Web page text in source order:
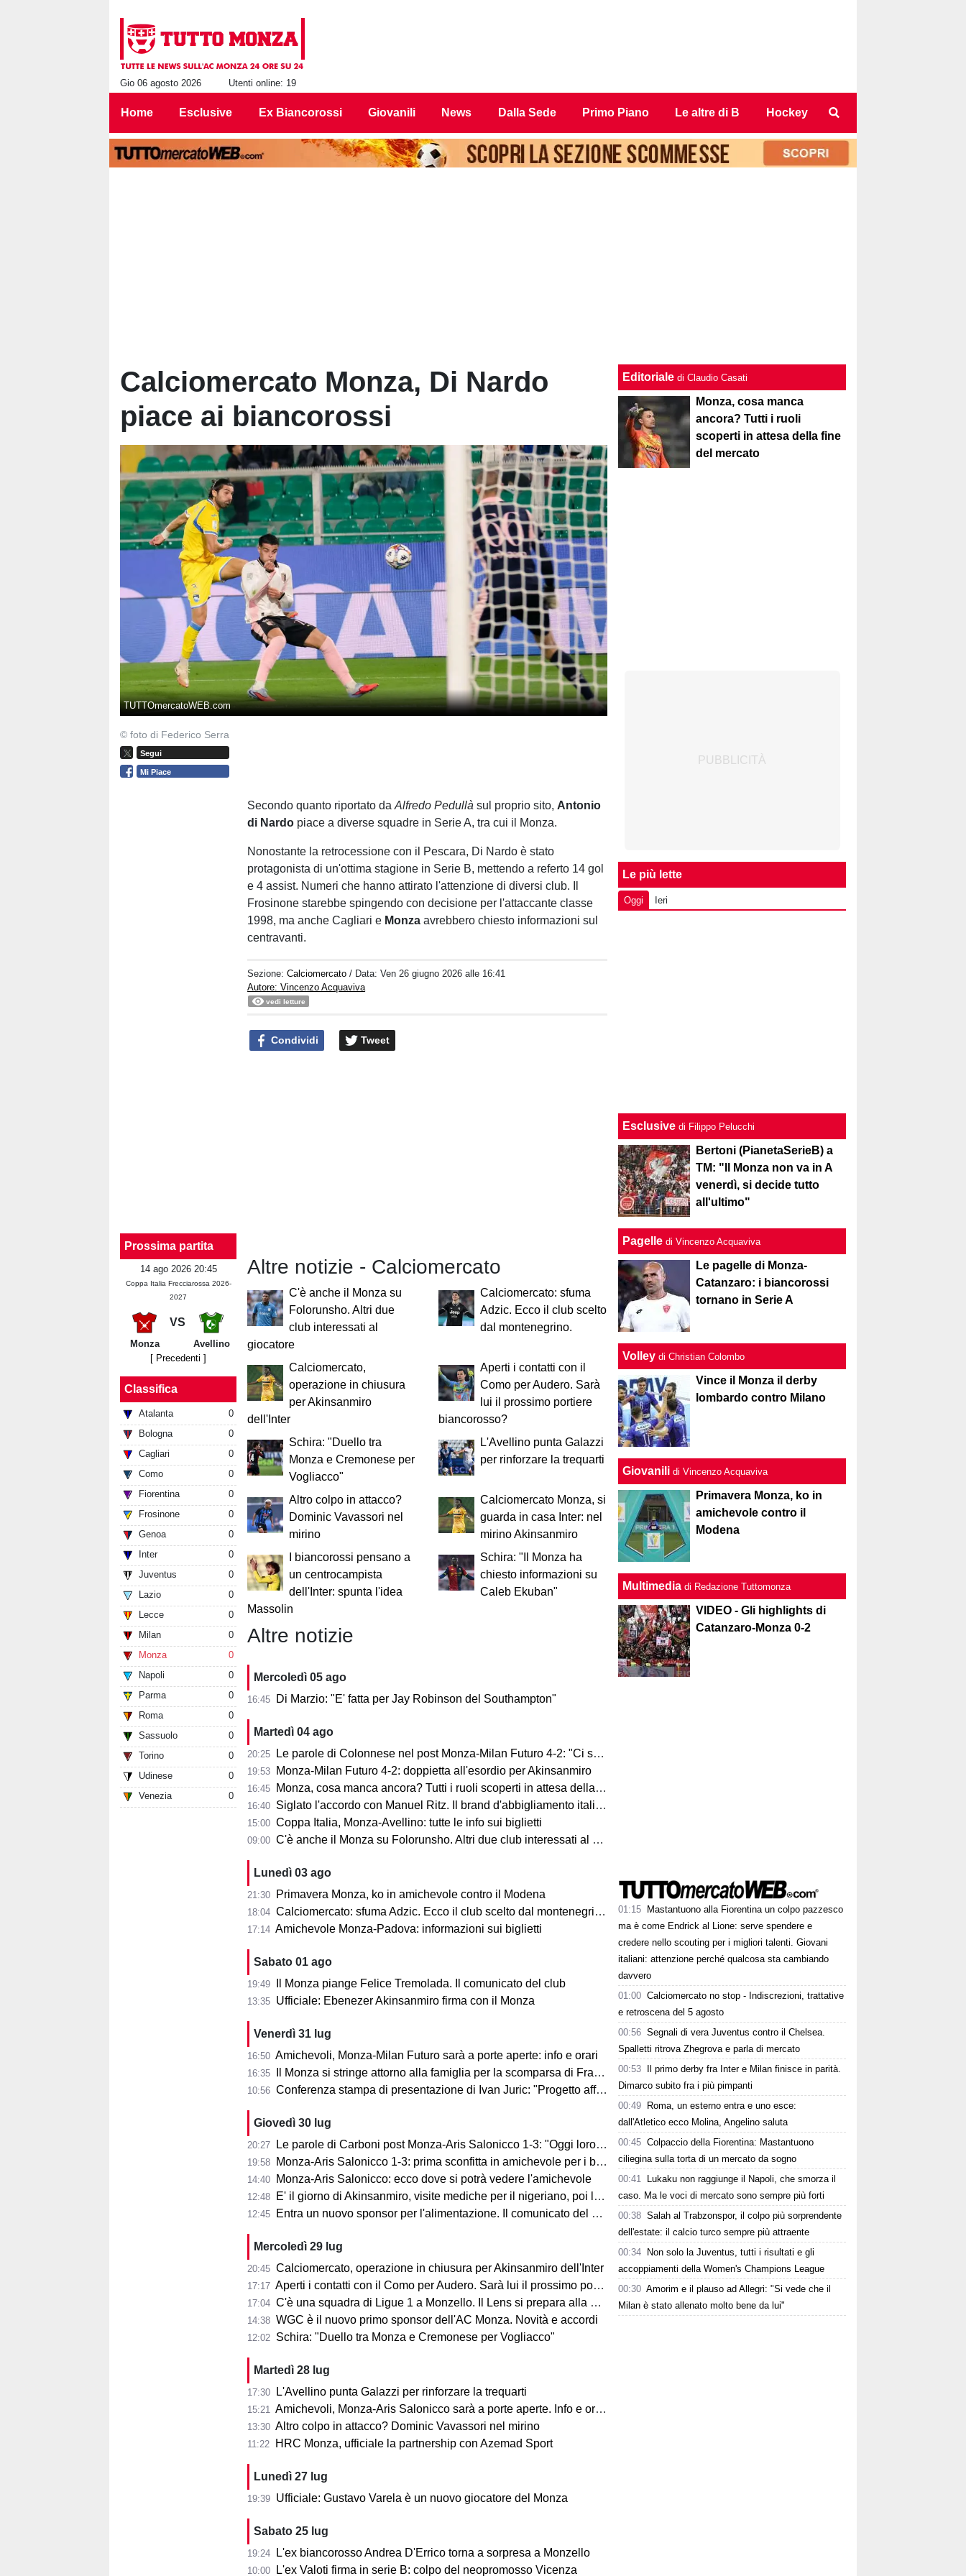
Gio 06 agosto 2026 Utenti online: 19
Home Esclusive Ex Biancorossi Giovanili News Dalla Sede Primo Piano Le altre di B Hockey
Calciomercato Monza, Di Nardo
piace ai biancorossi
TUTTOmercatoWEB.com
© foto di Federico Serra
Segui
Mi Piace
Prossima partita
14 ago 2026 20:45
Coppa Italia Frecciarossa 2026-
2027
VS
Monza
Avellino
[ Precedenti ]
Classifica
Atalanta
0
Bologna
0
Cagliari
0
Como
0
Fiorentina
0
Frosinone
0
Genoa
0
Inter
0
Juventus
0
Lazio
0
Lecce
0
Milan
0
Monza
0
Napoli
0
Parma
0
Roma
0
Sassuolo
0
Torino
0
Udinese
0
Venezia
0
Secondo quanto riportato daAlfredo Pedullàsul proprio sito, Antonio
di Nardo piace a diverse squadre in Serie A, tra cui il Monza.
Nonostante la retrocessione con il Pescara, Di Nardo è stato
protagonista di un'ottima stagione in Serie B, mettendo a referto 14 gol
e 4 assist. Numeri che hanno attirato l'attenzione di diversi club. Il
Frosinone starebbe spingendo con decisione per l'attaccante classe
1998, ma anche Cagliari e Monzaavrebbero chiesto informazioni sul
centravanti.
Sezione:Calciomercato / Data:Ven 26 giugno 2026 alle 16:41
Autore: Vincenzo Acquaviva
vedi letture
Condividi Tweet
Altre notizie - Calciomercato
C'è anche il Monza su
Folorunsho. Altri due
club interessati al
giocatore
Calciomercato: sfuma
Adzic. Ecco il club scelto
dal montenegrino.
Calciomercato,
operazione in chiusura
per Akinsanmiro
dell'Inter
Aperti i contatti con il
Como per Audero. Sarà
lui il prossimo portiere
biancorosso?
Schira: "Duello tra
Monza e Cremonese per
Vogliacco"
L'Avellino punta Galazzi
per rinforzare la trequarti
Altro colpo in attacco?
Dominic Vavassori nel
mirino
Calciomercato Monza, si
guarda in casa Inter: nel
mirino Akinsanmiro
I biancorossi pensano a
un centrocampista
dell'Inter: spunta l'idea
Massolin
Schira: "Il Monza ha
chiesto informazioni su
Caleb Ekuban"
Altre notizie
Mercoledì 05 ago
16:45 Di Marzio: "E' fatta per Jay Robinson del Southampton"
Martedì 04 ago
20:25 Le parole di Colonnese nel post Monza-Milan Futuro 4-2: "Ci sentiamo importanti"
19:53 Monza-Milan Futuro 4-2: doppietta all'esordio per Akinsanmiro
16:45 Monza, cosa manca ancora? Tutti i ruoli scoperti in attesa della fine del mercato
16:40 Siglato l'accordo con Manuel Ritz. Il brand d'abbigliamento italiano vestirà il Monza
15:00 Coppa Italia, Monza-Avellino: tutte le info sui biglietti
09:00 C'è anche il Monza su Folorunsho. Altri due club interessati al giocatore
Lunedì 03 ago
21:30 Primavera Monza, ko in amichevole contro il Modena
18:04 Calciomercato: sfuma Adzic. Ecco il club scelto dal montenegrino.
17:14 Amichevole Monza-Padova: informazioni sui biglietti
Sabato 01 ago
19:49 Il Monza piange Felice Tremolada. Il comunicato del club
13:35 Ufficiale: Ebenezer Akinsanmiro firma con il Monza
Venerdì 31 lug
16:50 Amichevoli, Monza-Milan Futuro sarà a porte aperte: info e orari
16:35 Il Monza si stringe attorno alla famiglia per la scomparsa di Franco Baresi
10:56 Conferenza stampa di presentazione di Ivan Juric: "Progetto affascinante"
Giovedì 30 lug
20:27 Le parole di Carboni post Monza-Aris Salonicco 1-3: "Oggi loro più bravi di noi"
19:58 Monza-Aris Salonicco 1-3: prima sconfitta in amichevole per i brianzoli
14:40 Monza-Aris Salonicco: ecco dove si potrà vedere l'amichevole
12:48 E' il giorno di Akinsanmiro, visite mediche per il nigeriano, poi la firma
12:45 Entra un nuovo sponsor per l'alimentazione. Il comunicato del club biancorosso
Mercoledì 29 lug
20:45 Calciomercato, operazione in chiusura per Akinsanmiro dell'Inter
17:17 Aperti i contatti con il Como per Audero. Sarà lui il prossimo portiere biancorosso?
17:04 C'è una squadra di Ligue 1 a Monzello. Il Lens si prepara alla Como Cup in Brianza
14:38 WGC è il nuovo primo sponsor dell'AC Monza. Novità e accordi
12:02 Schira: "Duello tra Monza e Cremonese per Vogliacco"
Martedì 28 lug
17:30 L'Avellino punta Galazzi per rinforzare la trequarti
15:21 Amichevoli, Monza-Aris Salonicco sarà a porte aperte. Info e orari
13:30 Altro colpo in attacco? Dominic Vavassori nel mirino
11:22 HRC Monza, ufficiale la partnership con Azemad Sport
Lunedì 27 lug
19:39 Ufficiale: Gustavo Varela è un nuovo giocatore del Monza
Sabato 25 lug
19:24 L'ex biancorosso Andrea D'Errico torna a sorpresa a Monzello
10:00 L'ex Valoti firma in serie B: colpo del neopromosso Vicenza
Editoriale di Claudio Casati
Monza, cosa manca
ancora? Tutti i ruoli
scoperti in attesa della fine
del mercato
Le più lette
Oggi Ieri
Esclusive di Filippo Pelucchi
Bertoni (PianetaSerieB) a
TM: "Il Monza non va in A
venerdì, si decide tutto
all'ultimo"
Pagelle di Vincenzo Acquaviva
Le pagelle di Monza-
Catanzaro: i biancorossi
tornano in Serie A
Volley di Christian Colombo
Vince il Monza il derby
lombardo contro Milano
Giovanili di Vincenzo Acquaviva
Primavera Monza, ko in
amichevole contro il
Modena
Multimedia di Redazione Tuttomonza
VIDEO - Gli highlights di
Catanzaro-Monza 0-2
01:15
Mastantuono alla Fiorentina un colpo pazzesco
ma è come Endrick al Lione: serve spendere e
credere nello scouting per i migliori talenti. Giovani
italiani: attenzione perché qualcosa sta cambiando
davvero
01:00 Calciomercato no stop - Indiscrezioni, trattative
e retroscena del 5 agosto
00:56 Segnali di vera Juventus contro il Chelsea.
Spalletti ritrova Zhegrova e parla di mercato
00:53
Il primo derby fra Inter e Milan finisce in parità.
Dimarco subito fra i più pimpanti
00:49
Roma, un esterno entra e uno esce:
dall'Atletico ecco Molina, Angelino saluta
00:45 Colpaccio della Fiorentina: Mastantuono
ciliegina sulla torta di un mercato da sogno
00:41
Lukaku non raggiunge il Napoli, che smorza il
caso. Ma le voci di mercato sono sempre più forti
00:38 Salah al Trabzonspor, il colpo più sorprendente
dell'estate: il calcio turco sempre più attraente
00:34
Non solo la Juventus, tutti i risultati e gli
accoppiamenti della Women's Champions League
00:30 Amorim e il plauso ad Allegri: "Si vede che il
Milan è stato allenato molto bene da lui"